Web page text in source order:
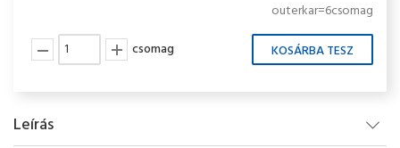
outerkar=6csomag
csomag
Leírás